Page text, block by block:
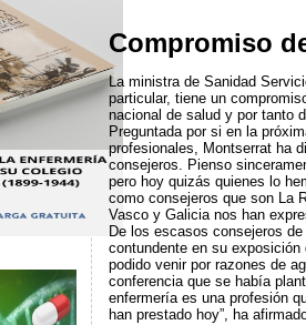
Compromiso
La ministra de Sanidad
particular, tiene un
nacional de salud y por tanto
Preguntada por si en la
profesionales, Montserrat ha
consejeros. Pienso
pero hoy quizás quienes lo
como consejeros que son La
Vasco y Galicia nos han
De los escasos consejeros
contundente en su exposición
podido venir por razones de
conferencia que se había
enfermería es una profesión
han prestado hoy”, ha